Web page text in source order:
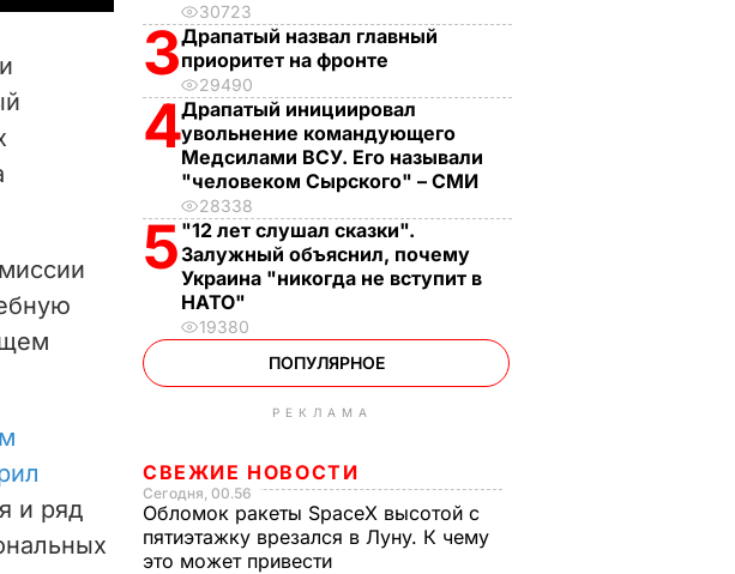
и ряд
30723
3Драпатый назвал главный
приоритет на фронте
29490
4Драпатый инициировал
увольнение командующего
Медсилами ВСУ. Его называли
"человеком Сырского" – СМИ
28338
5 "12 лет слушал сказки".
Залужный объяснил, почему
Украина "никогда не вступит в
НАТО"
19380
ПОПУЛЯРНОЕ
РЕКЛАМА
СВЕЖИЕ НОВОСТИ
Сегодня, 00.56
Обломок ракеты SpaceX высотой с
пятиэтажку врезался в Луну. К чему
это может привести